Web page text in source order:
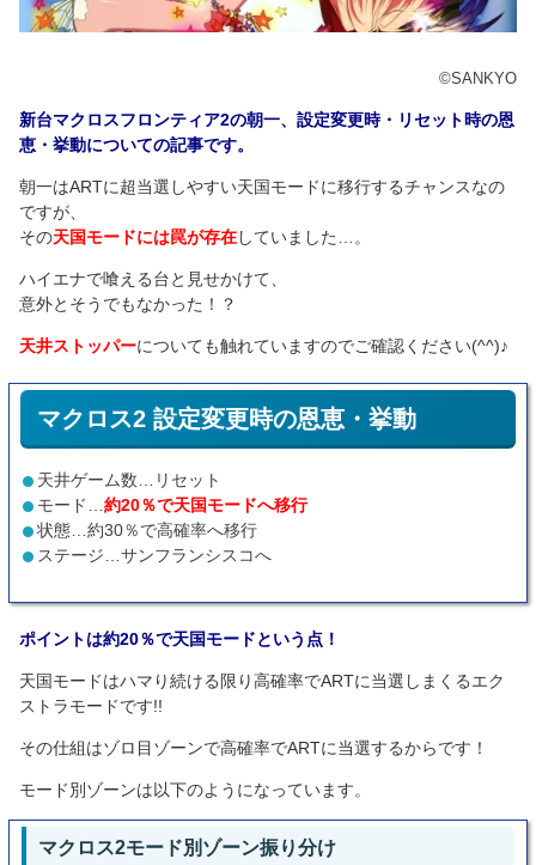
©SANKYO
新台マクロスフロンティア2の朝一、設定変更時・リセット時の恩
恵・挙動についての記事です。
朝一はARTに超当選しやすい天国モードに移行するチャンスなの
ですが、
その天国モードには罠が存在していました…。
ハイエナで喰える台と見せかけて、
意外とそうでもなかった！？
天井ストッパーについても触れていますのでご確認ください(^^)♪
マクロス2 設定変更時の恩恵・挙動
天井ゲーム数…リセット
モード…約20％で天国モードへ移行
状態…約30％で高確率へ移行
ステージ…サンフランシスコへ
ポイントは約20％で天国モードという点！
天国モードはハマり続ける限り高確率でARTに当選しまくるエク
ストラモードです!!
その仕組はゾロ目ゾーンで高確率でARTに当選するからです！
モード別ゾーンは以下のようになっています。
マクロス2モード別ゾーン振り分け